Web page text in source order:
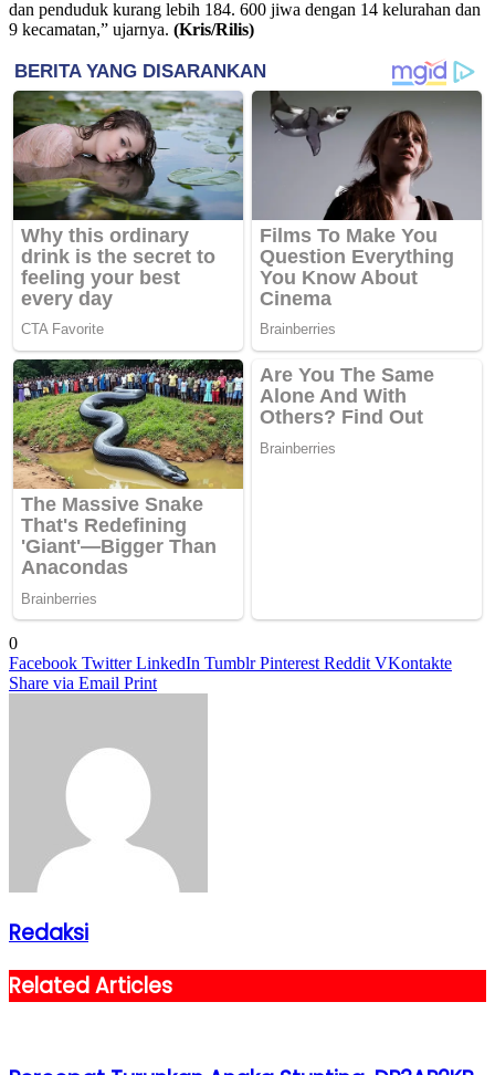
dan penduduk kurang lebih 184. 600 jiwa dengan 14 kelurahan dan
9 kecamatan,” ujarnya. (Kris/Rilis)
0
Facebook Twitter LinkedIn Tumblr Pinterest Reddit VKontakte
Share via Email Print
Redaksi
Related Articles